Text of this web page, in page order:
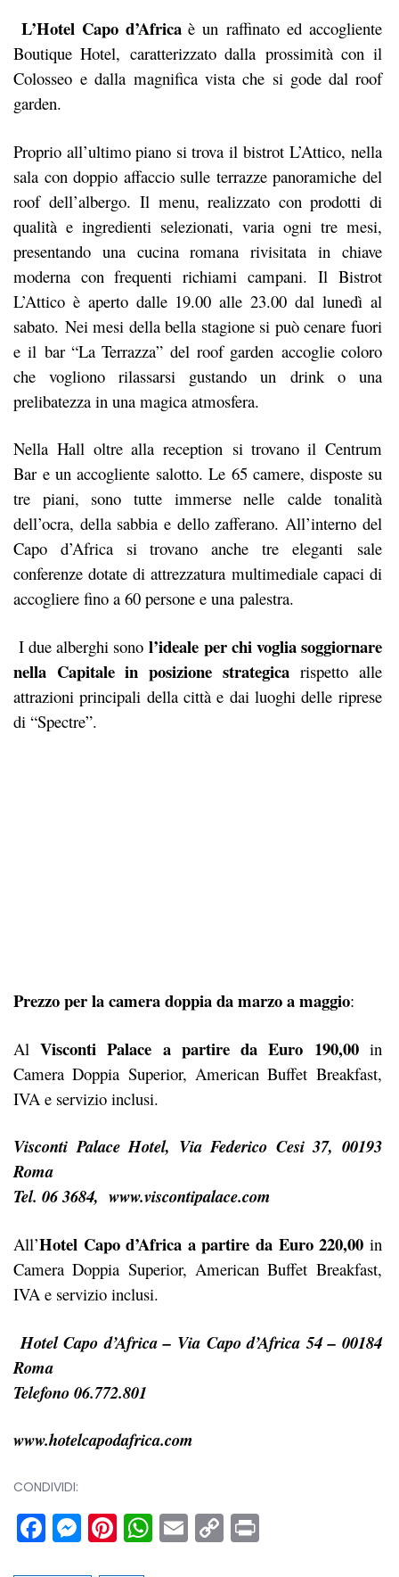
L’Hotel Capo d’Africaè un raffinato ed accogliente
Boutique Hotel, caratterizzato dalla prossimità con il
Colosseo e dalla magnifica vista che si gode dal roof
garden.
Proprio all’ultimo piano si trova il bistrot L’Attico, nella
sala con doppio affaccio sulle terrazze panoramiche del
roof dell’albergo. Il menu, realizzato con prodotti di
qualità e ingredienti selezionati, varia ogni tre mesi,
presentando una cucina romana rivisitata in chiave
moderna con frequenti richiami campani. Il Bistrot
L’Attico è aperto dalle 19.00 alle 23.00 dal lunedì al
sabato. Nei mesi della bella stagione si può cenare fuori
e il bar “La Terrazza” del roof garden accoglie coloro
che vogliono rilassarsi gustando un drink o una
prelibatezza in una magica atmosfera.
Nella Hall oltre alla reception si trovano il Centrum
Bar e un accogliente salotto. Le 65 camere, disposte su
tre piani, sono tutte immerse nelle calde tonalità
dell’ocra, della sabbia e dello zafferano. All’interno del
Capo d’Africa si trovano anche tre eleganti sale
conferenze dotate di attrezzatura multimediale capaci di
accogliere fino a 60 persone e una palestra.
I due alberghi sono l’ideale per chi voglia soggiornare
nella Capitale in posizione strategicarispetto alle
attrazioni principali della città e dai luoghi delle riprese
di “Spectre”.
Prezzo per la camera doppia da marzo a maggio:
Al Visconti Palace a partire da Euro 190,00 in
Camera Doppia Superior, American Buffet Breakfast,
IVA e servizio inclusi.
Visconti Palace Hotel, Via Federico Cesi 37, 00193
Roma
Tel. 06 3684, www.viscontipalace.com
All’Hotel Capo d’Africa a partire da Euro 220,00 in
Camera Doppia Superior, American Buffet Breakfast,
IVA e servizio inclusi.
Hotel Capo d’Africa – Via Capo d’Africa 54 – 00184
Roma
Telefono 06.772.801
www.hotelcapodafrica.com
CONDIVIDI:
Facebook
Messenger
Pinterest
WhatsApp
Email
Copy
Link